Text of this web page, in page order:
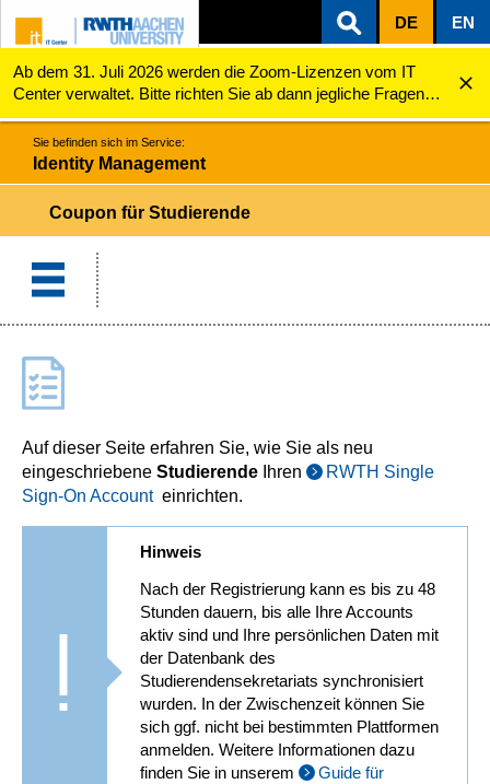
ZUM INHALTSBEREICH
ZUR HAUPTNAVIGATION
ZUR SUCHE
DE EN
Ab dem 31. Juli 2026 werden die Zoom-Lizenzen vom IT
Center verwaltet. Bitte richten Sie ab dann jegliche Fragen
zu den Zoom-Lizenzen (z.B. Probleme mit dem Login) an
servicedesk@itc.rwth-aachen.de.
Identity Management Coupon für Studierende
Sie befinden sich im Service:
Identity Management
Coupon für Studierende
Auf dieser Seite erfahren Sie, wie Sie als neu
eingeschriebene Studierende Ihren
RWTH Single
Sign-On Account einrichten.
Hinweis
Nach der Registrierung kann es bis zu 48
Stunden dauern, bis alle Ihre Accounts
aktiv sind und Ihre persönlichen Daten mit
der Datenbank des
Studierendensekretariats synchronisiert
wurden. In der Zwischenzeit können Sie
sich ggf. nicht bei bestimmten Plattformen
anmelden. Weitere Informationen dazu
finden Sie in unserem
Guide für